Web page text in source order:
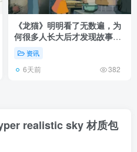
《龙猫》明明看了无数遍，为
何很多人长大后才发现故事根
本不在 1988 年！
资讯
6天前 382
realistic sky 材质包